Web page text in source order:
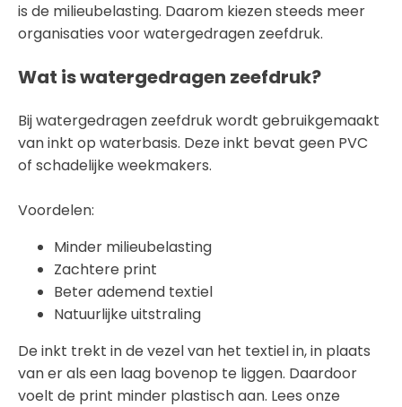
is de milieubelasting. Daarom kiezen steeds meer
organisaties voor watergedragen zeefdruk.
Wat is watergedragen zeefdruk?
Bij watergedragen zeefdruk wordt gebruikgemaakt
van inkt op waterbasis. Deze inkt bevat geen PVC
of schadelijke weekmakers.
Voordelen:
Minder milieubelasting
Zachtere print
Beter ademend textiel
Natuurlijke uitstraling
De inkt trekt in de vezel van het textiel in, in plaats
van er als een laag bovenop te liggen. Daardoor
voelt de print minder plastisch aan. Lees onze